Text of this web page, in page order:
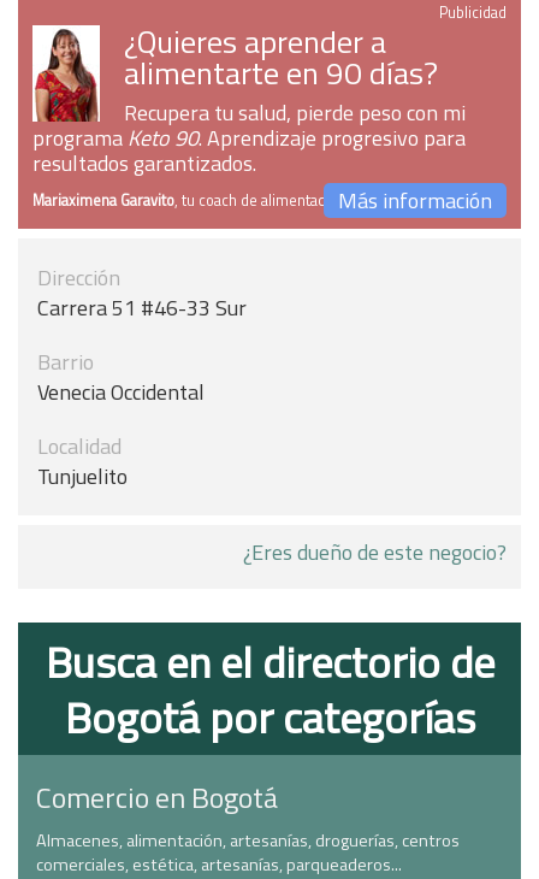
Publicidad
¿Quieres aprender a
alimentarte en 90 días?
Recupera tu salud, pierde peso con mi
programaKeto 90. Aprendizaje progresivo para
resultados garantizados.
Mariaximena Garavito, tu coach de alimentaciónMás información
Dirección
Carrera 51 #46-33 Sur
Barrio
Venecia Occidental
Localidad
Tunjuelito
¿Eres dueño de este negocio?
Busca en el directorio de
Bogotá por categorías
Comercio en Bogotá
Almacenes, alimentación, artesanías, droguerías, centros
comerciales, estética, artesanías, parqueaderos...